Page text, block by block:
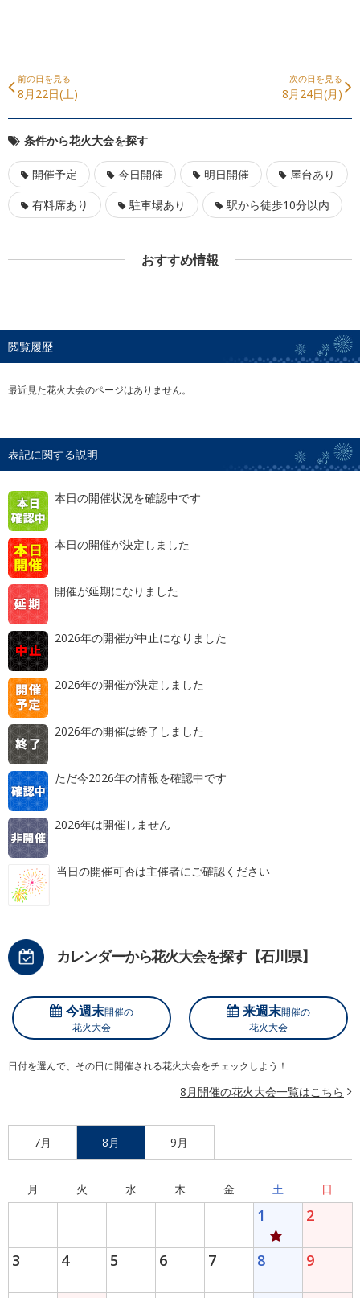
前の日を見る
8月22日(土)
次の日を見る
8月24日(月)
条件から花火大会を探す
開催予定 今日開催 明日開催
屋台あり
有料席あり
駐車場あり 駅から徒歩10分以内
おすすめ情報
閲覧履歴
最近見た花火大会のページはありません。
表記に関する説明
本日の開催状況を確認中です
本日の開催が決定しました
開催が延期になりました
2026年の開催が中止になりました
2026年の開催が決定しました
2026年の開催は終了しました
ただ今2026年の情報を確認中です
2026年は開催しません
当日の開催可否は主催者にご確認ください
カレンダーから花火大会を探す【石川県】
今週末開催の
花火大会
来週末開催の
花火大会
日付を選んで、その日に開催される花火大会をチェックしよう！
8月開催の花火大会一覧はこちら
7月 8月 9月
月 火 水 木 金 土 日
1 2
3 4 5 6 7 8 9